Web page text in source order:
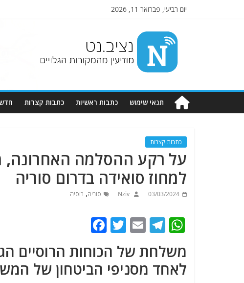
יום רביעי, פברואר 11, 2026
Nziv.net
מודיעין
מהמקורות
תנאי שימוש כתבות ראשיות כתבות קצרות
כתבות קצרות
על רקע ההסלמה האחרונה,
למחוז סואידה בדרום סוריה
03/03/2024
Nziv סוריה, רוסיה
W
h
at
s
T
e
g
E
m
ai
l
T
itt
er
c
e
משלחת של הכוחות הרוסיים
לאחד מסניפי הביטחון של